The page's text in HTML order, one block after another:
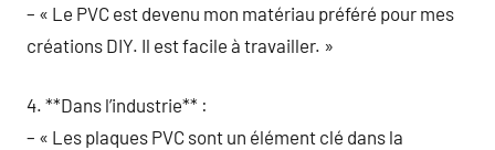
– « Le PVC est devenu mon matériau préféré pour mes
créations DIY. Il est facile à travailler. »
4. **Dans l’industrie** :
– « Les plaques PVC sont un élément clé dans la